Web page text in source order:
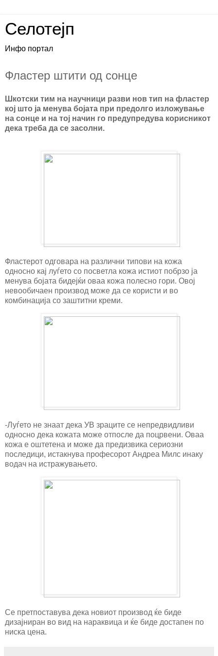
Селотејп
Инфо портал
Фластер штити од сонце
Шкотски тим на научници разви нов тип на фластер
кој што ја менува бојата при предолго изложување
на сонце и на тој начин го предупредува корисникот
дека треба да се засолни.
Фластерот одговара на различни типови на кожа
односно кај луѓето со посветла кожа истиот побрзо ја
менува бојата бидејќи оваа кожа полесно гори. Овој
невообичаен производ може да се користи и во
комбинација со заштитни креми.
-Луѓето не знаат дека УВ зраците се непредвидливи
односно дека кожата може отпосле да поцрвени. Оваа
кожа е оштетена и може да предизвика сериозни
последици, истакнува професорот Андреа Милс инаку
водач на истражувањето.
Се претпоставува дека новиот производ ќе биде
дизајниран во вид на нараквица и ќе биде достапен по
ниска цена.